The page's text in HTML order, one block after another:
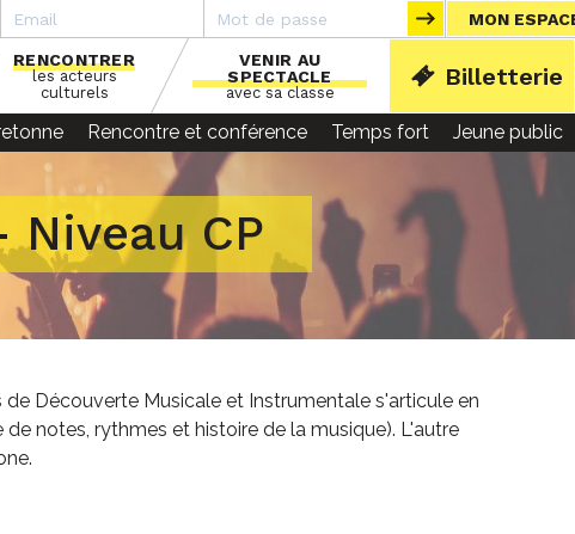
MON
RENCONTRER
les acteurs
culturels
VENIR AU
SPECTACLE
avec sa classe
Billetterie
Rencontre et conférence Temps fort Jeune public
CP
Découverte Musicale et Instrumentale s'articule en
notes, rythmes et histoire de la musique). L'autre